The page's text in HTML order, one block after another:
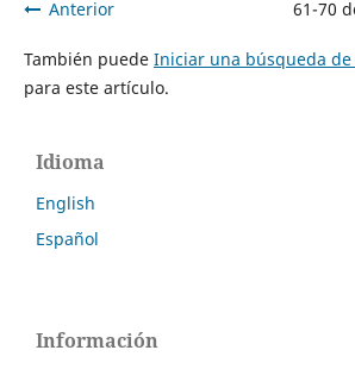
Anterior 61-70
También puede Iniciar una búsqueda
para este artículo.
Idioma
English
Español
Información